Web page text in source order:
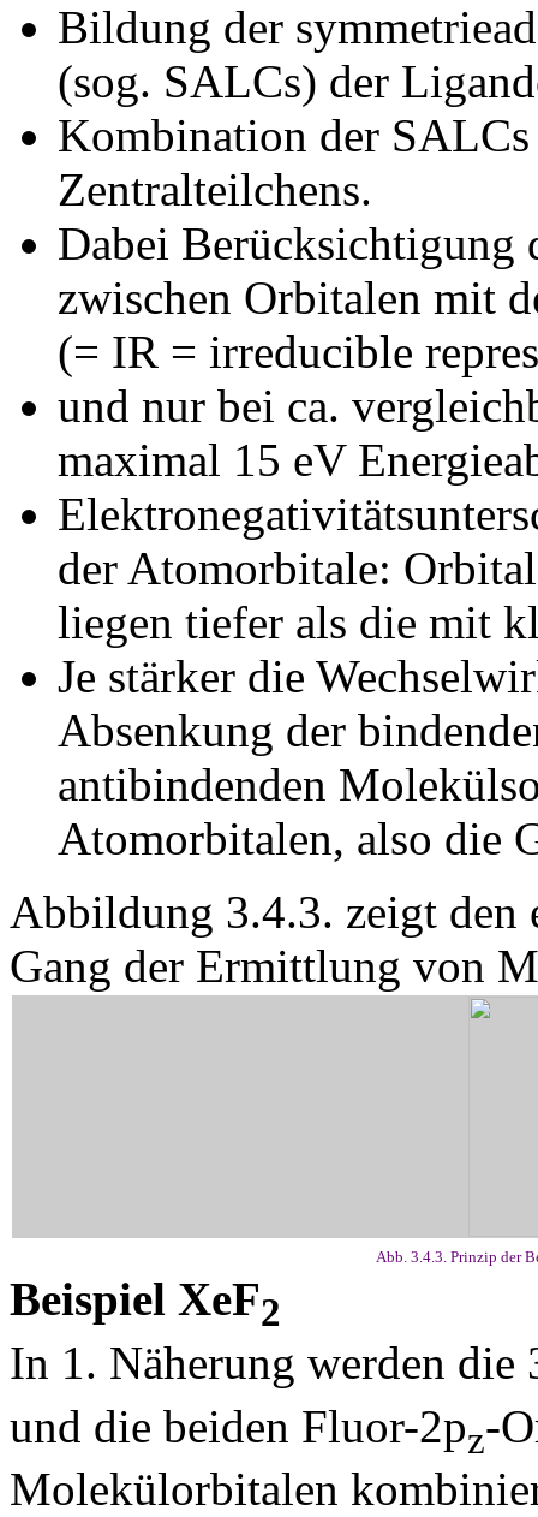
Bildung der
(sog. SALCs) der
Kombination der
Zentralteilchens.
Dabei Berücksichtigung
zwischen Orbitalen mit
(= IR = irreducible
und nur bei ca.
maximal 15 eV
der Atomorbitale:
liegen tiefer als die mit
Je stärker die
Absenkung der
antibindenden
Atomorbitalen, also die
Abbildung 3.4.3. zeigt den
Gang der Ermittlung von
Abb. 3.4.3. Prinzip der
Beispiel XeF2
In 1. Näherung werden
und die beiden Fluor-2pz-
Molekülorbitalen